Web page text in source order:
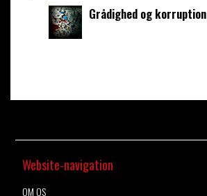
Grådighed og korruption
Website-navigation
OM OS